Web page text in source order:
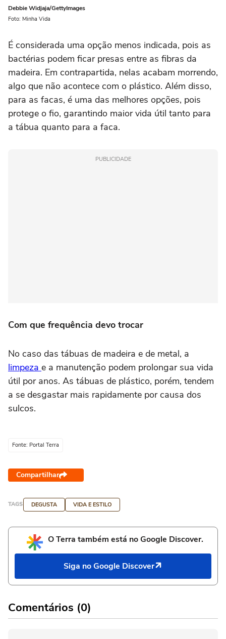
Debbie Widjaja/GettyImages
Foto: Minha Vida
É considerada uma opção menos indicada, pois as
bactérias podem ficar presas entre as fibras da
madeira. Em contrapartida, nelas acabam morrendo,
algo que não acontece com o plástico. Além disso,
para as facas, é uma das melhores opções, pois
protege o fio, garantindo maior vida útil tanto para
a tábua quanto para a faca.
PUBLICIDADE
Com que frequência devo trocar
No caso das tábuas de madeira e de metal, a
limpeza e a manutenção podem prolongar sua vida
útil por anos. As tábuas de plástico, porém, tendem
a se desgastar mais rapidamente por causa dos
sulcos.
Fonte: Portal Terra
Compartilhar
TAGS DEGUSTA VIDA E ESTILO
O Terra também está no Google Discover.
Siga no Google Discover
Comentários (0)